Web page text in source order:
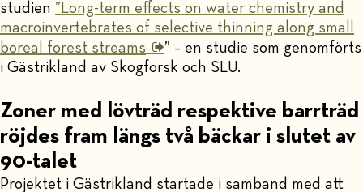
studien ”Long-term effects on water chemistry and
macroinvertebrates of selective thinning along small
boreal forest streams
” – en studie som genomförts
i Gästrikland av Skogforsk och SLU.
Zoner med lövträd respektive barrträd
röjdes fram längs två bäckar i slutet av
90-talet
Projektet i Gästrikland startade i samband med att